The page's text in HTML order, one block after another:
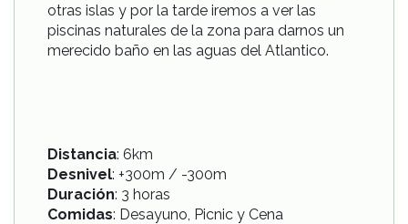
otras islas y por la tarde iremos a ver las
piscinas naturales de la zona para darnos un
merecido baño en las aguas del Atlantico.
Distancia: 6km
Desnivel: +300m / -300m
Duración: 3 horas
Comidas: Desayuno, Picnic y Cena